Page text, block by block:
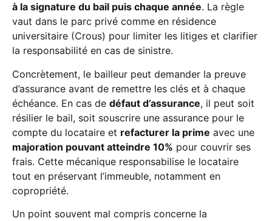
à la signature du bail puis chaque année. La règle
vaut dans le parc privé comme en résidence
universitaire (Crous) pour limiter les litiges et clarifier
la responsabilité en cas de sinistre.
Concrètement, le bailleur peut demander la preuve
d’assurance avant de remettre les clés et à chaque
échéance. En cas de défaut d’assurance, il peut soit
résilier le bail, soit souscrire une assurance pour le
compte du locataire et refacturer la prime avec une
majoration pouvant atteindre 10% pour couvrir ses
frais. Cette mécanique responsabilise le locataire
tout en préservant l’immeuble, notamment en
copropriété.
Un point souvent mal compris concerne la